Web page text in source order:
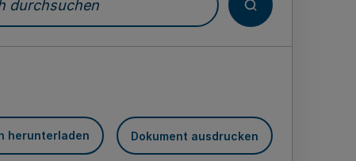
herunterladen Dokument ausdrucken